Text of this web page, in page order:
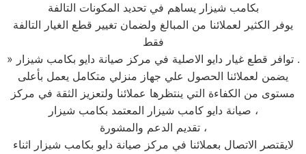
بكامب شيزار يساهم في تحديد المكونات التالفة
يوفر الكثير لعملائنا من المبالغ ولضمان تغيير قطع الغيار التالفة
فقط
» توافر قطع غيار دايو الاصلية في مركز صيانة دايو بكامب شيزار .
يضمن لعملائنا الحصول علي جهاز منزلي متكامل يعمل بأعلى
مستوى من الكفاءة التي ينتظرها عملائنا ولتعزيز الثقة في مركز
صيانة دايو كامب شيزار المعتمد بكامب شيزار ،
تقديم الدعم والمشورة ،
لايقتصر الاتصال بعملائنا في مركز صيانة دايو بكامب شيزار اثناء